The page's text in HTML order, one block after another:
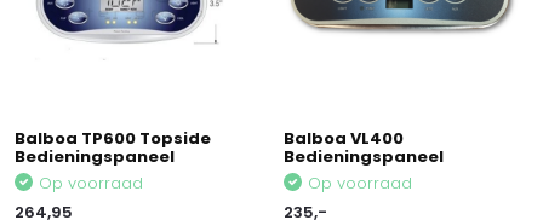
Balboa TP600 Topside
Bedieningspaneel
Op voorraad
264,95
Balboa VL400
Bedieningspaneel
Op voorraad
235,-